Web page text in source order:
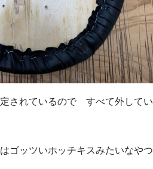
されているので すべて外してい
ゴッツいホッチキスみたいなやつ